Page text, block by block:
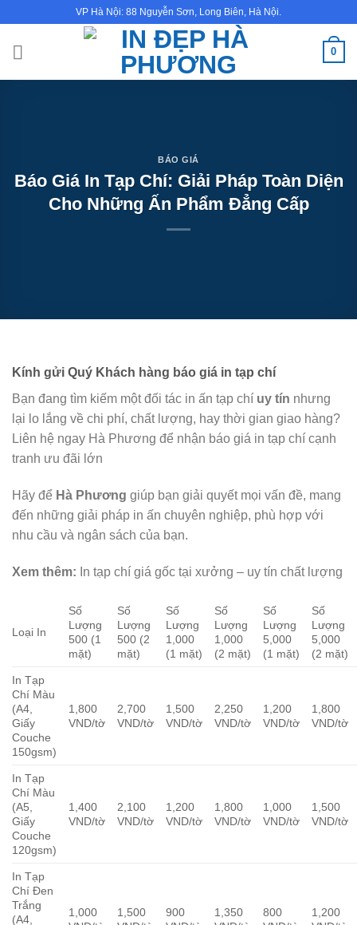
nội
VP Hà Nội: 88 Nguyễn Sơn, Long Biên, Hà Nội.
0
BÁO GIÁ
Báo Giá In Tạp Chí: Giải Pháp Toàn Diện
Cho Những Ấn Phẩm Đẳng Cấp
Kính gửi Quý Khách hàng báo giá in tạp chí
Bạn đang tìm kiếm một đối tác in ấn tạp chí uy tín nhưng
lại lo lắng về chi phí, chất lượng, hay thời gian giao hàng?
Liên hệ ngay Hà Phương để nhận báo giá in tạp chí cạnh
tranh ưu đãi lớn
Hãy để Hà Phương giúp bạn giải quyết mọi vấn đề, mang
đến những giải pháp in ấn chuyên nghiệp, phù hợp với
nhu cầu và ngân sách của bạn.
Xem thêm: In tạp chí giá gốc tại xưởng – uy tín chất lượng
Loại In
Số
Lượng
500 (1
mặt)
Số
Lượng
500 (2
mặt)
Số
Lượng
1,000
(1 mặt)
Số
Lượng
1,000
(2 mặt)
Số
Lượng
5,000
(1 mặt)
Số
Lượng
5,000
(2 mặt)
In Tạp
Chí Màu
(A4,
Giấy
Couche
150gsm)
1,800
VND/tờ
2,700
VND/tờ
1,500
VND/tờ
2,250
VND/tờ
1,200
VND/tờ
1,800
VND/tờ
In Tạp
Chí Màu
(A5,
Giấy
Couche
120gsm)
1,400
VND/tờ
2,100
VND/tờ
1,200
VND/tờ
1,800
VND/tờ
1,000
VND/tờ
1,500
VND/tờ
In Tạp
Chí Đen
Trắng
(A4,
1,000
1,500
900
1,350
800
1,200